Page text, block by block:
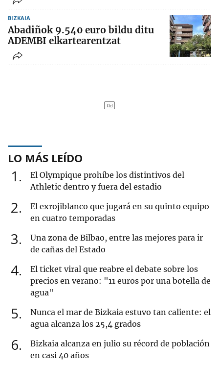
BIZKAIA
Abadiñok 9.540 euro bildu ditu
ADEMBI elkartearentzat
LO MÁS LEÍDO
1
El Olympique prohíbe los distintivos del
Athletic dentro y fuera del estadio
2
El exrojiblanco que jugará en su quinto equipo
en cuatro temporadas
3
Una zona de Bilbao, entre las mejores para ir
de cañas del Estado
4
El ticket viral que reabre el debate sobre los
precios en verano: "11 euros por una botella de
agua"
5
Nunca el mar de Bizkaia estuvo tan caliente: el
agua alcanza los 25,4 grados
6
Bizkaia alcanza en julio su récord de población
en casi 40 años